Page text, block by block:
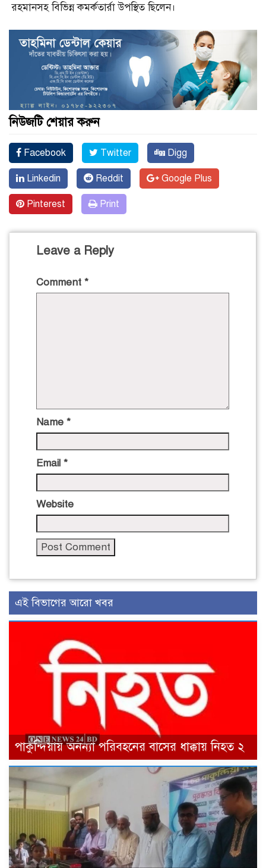
রহমানসহ বিভিন্ন কমর্কতার্রা উপস্থিত ছিলেন।
নিউজটি শেয়ার করুন
Facebook Twitter Digg
Linkedin Reddit Google Plus
Pinterest Print
Leave a Reply
Comment *
Name *
Email *
Website
এই বিভাগের আরো খবর
পাকুন্দিয়ায় অনন্যা পরিবহনের বাসের ধাক্কায় নিহত ২